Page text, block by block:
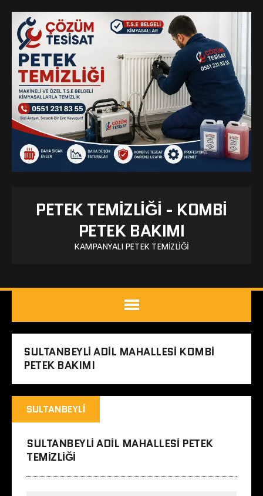
PETEK TEMIZLIĞI - KOMBI
PETEK BAKIMI
KAMPANYALI PETEK TEMIZLIĞI
SULTANBEYLI ADIL MAHALLESI KOMBI
PETEK BAKIMI
SULTANBEYLI
SULTANBEYLI ADIL MAHALLESI PETEK
TEMIZLIĞI